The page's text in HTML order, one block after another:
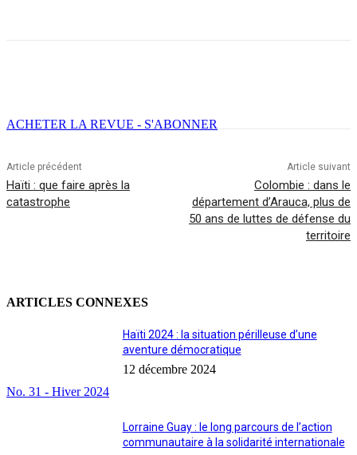
ACHETER LA REVUE - S'ABONNER
Article précédent
Haïti : que faire après la
catastrophe
Article suivant
Colombie : dans le
département d’Arauca, plus de
50 ans de luttes de défense du
territoire
ARTICLES CONNEXES
No. 31 - Hiver 2024
Haïti 2024 : la situation périlleuse d’une
aventure démocratique
12 décembre 2024
Lorraine Guay : le long parcours de l’action
communautaire à la solidarité internationale